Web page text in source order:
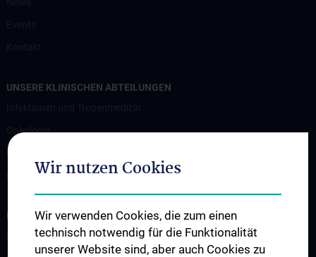
UNSERE KLINISCHEN ABTEILUNGEN
Onkologie
Palliativmedizin
INFORMATIONEN FÜR PATIENT:INNEN UND ZUWEISER:INNEN
Information für Patient:innen
Wir nutzen Cookies
Wir verwenden Cookies, die zum einen
technisch notwendig für die Funktionalität
unserer Website sind, aber auch Cookies zu